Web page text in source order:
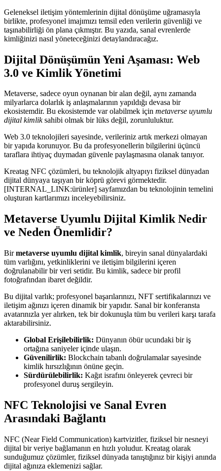
Geleneksel iletişim yöntemlerinin dijital dönüşüme uğramasıyla
birlikte, profesyonel imajımızı temsil eden verilerin güvenliği ve
taşınabilirliği ön plana çıkmıştır. Bu yazıda, sanal evrenlerde
kimliğinizi nasıl yöneteceğinizi detaylandıracağız.
Dijital Dönüşümün Yeni Aşaması: Web
3.0 ve Kimlik Yönetimi
Metaverse, sadece oyun oynanan bir alan değil, aynı zamanda
milyarlarca dolarlık iş anlaşmalarının yapıldığı devasa bir
ekosistemdir. Bu ekosistemde var olabilmek için metaverse uyumlu
dijital kimliksahibi olmak bir lüks değil, zorunluluktur.
Web 3.0 teknolojileri sayesinde, verileriniz artık merkezi olmayan
bir yapıda korunuyor. Bu da profesyonellerin bilgilerini üçüncü
taraflara ihtiyaç duymadan güvenle paylaşmasına olanak tanıyor.
Kreatag NFC çözümleri, bu teknolojik altyapıyı fiziksel dünyadan
dijital dünyaya taşıyan bir köprü görevi görmektedir.
[INTERNAL_LINK:ürünler] sayfamızdan bu teknolojinin temelini
oluşturan kartlarımızı inceleyebilirsiniz.
Metaverse Uyumlu Dijital Kimlik Nedir
ve Neden Önemlidir?
Birmetaverse uyumlu dijital kimlik, bireyin sanal dünyalardaki
tüm varlığını, yetkinliklerini ve iletişim bilgilerini içeren
doğrulanabilir bir veri setidir. Bu kimlik, sadece bir profil
fotoğrafından ibaret değildir.
Bu dijital varlık; profesyonel başarılarınızı, NFT sertifikalarınızı ve
iletişim ağınızı içeren dinamik bir yapıdır. Sanal bir konferansta
avatarınızla yer alırken, tek bir dokunuşla tüm bu verileri karşı tarafa
aktarabilirsiniz.
Global Erişilebilirlik: Dünyanın öbür ucundaki bir iş
ortağına saniyeler içinde ulaşın.
Güvenilirlik: Blockchain tabanlı doğrulamalar sayesinde
kimlik hırsızlığının önüne geçin.
Sürdürülebilirlik: Kağıt israfını önleyerek çevreci bir
profesyonel duruş sergileyin.
NFC Teknolojisi ve Sanal Evren
Arasındaki Bağlantı
NFC (Near Field Communication) kartvizitler, fiziksel bir nesneyi
dijital bir veriye bağlamanın en hızlı yoludur. Kreatag olarak
sunduğumuz çözümler, fiziksel dünyada tanıştığınız bir kişiyi anında
dijital ağınıza eklemenizi sağlar.